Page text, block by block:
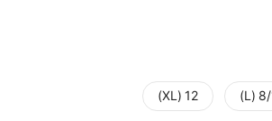
8/
12 (XL)